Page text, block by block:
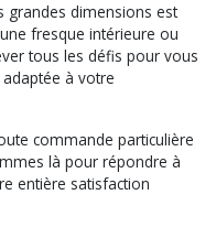
grandes dimensions est
fresque intérieure ou
tous les défis pour vous
à votre
commande particulière
là pour répondre à
entière satisfaction